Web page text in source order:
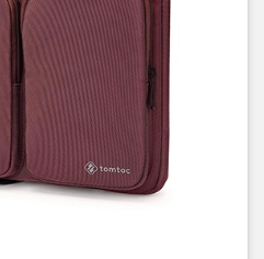
điều chỉnh phù hợp với chiều cao
rời hoàn toàn để sử dụng tay
thượng.
đa: 12.8 x 9.14 x 0.76 in
2016/2017/2018, Macbook Pro
SPX 13″